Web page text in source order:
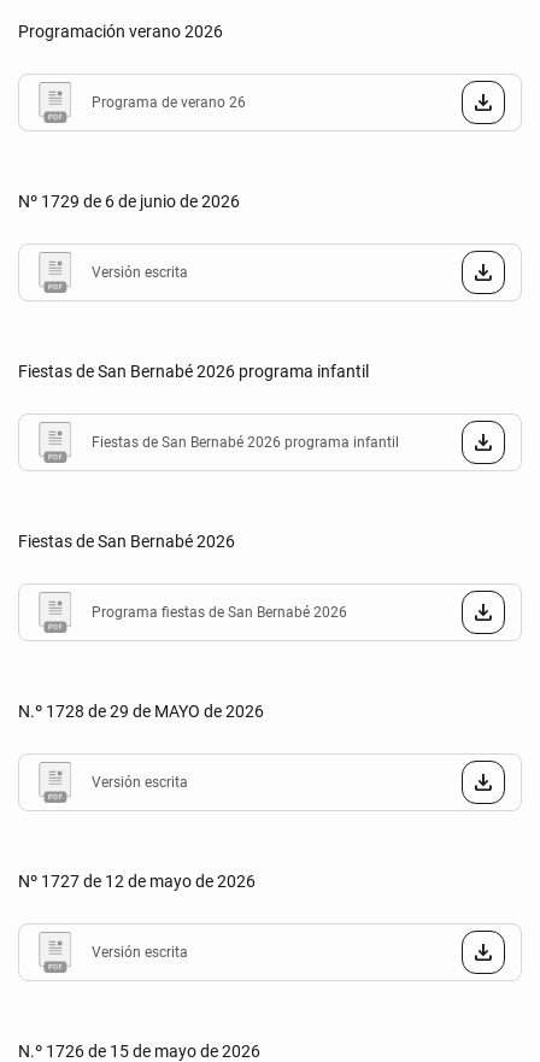
Programación verano 2026
Programa de verano 26
Nº 1729 de 6 de junio de 2026
Versión escrita
Fiestas de San Bernabé 2026 programa infantil
Fiestas de San Bernabé 2026 programa infantil
Fiestas de San Bernabé 2026
Programa fiestas de San Bernabé 2026
N.º 1728 de 29 de MAYO de 2026
Versión escrita
Nº 1727 de 12 de mayo de 2026
Versión escrita
N.º 1726 de 15 de mayo de 2026